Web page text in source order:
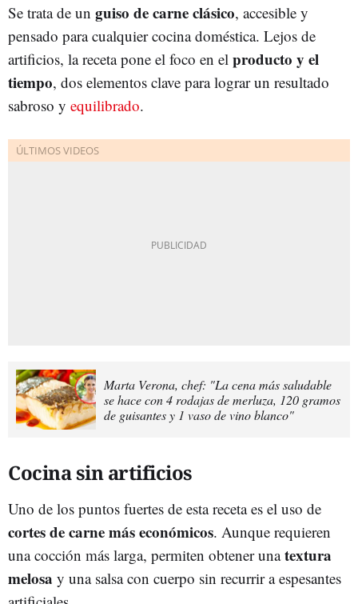
Se trata de un guiso de carne clásico, accesible y
pensado para cualquier cocina doméstica. Lejos de
artificios, la receta pone el foco en el producto y el
tiempo, dos elementos clave para lograr un resultado
sabroso y equilibrado.
Marta Verona, chef: "La cena más saludable
se hace con 4 rodajas de merluza, 120 gramos
de guisantes y 1 vaso de vino blanco"
Cocina sin artificios
Uno de los puntos fuertes de esta receta es el uso de
cortes de carne más económicos. Aunque requieren
una cocción más larga, permiten obtener unatextura
melosa y una salsa con cuerpo sin recurrir a espesantes